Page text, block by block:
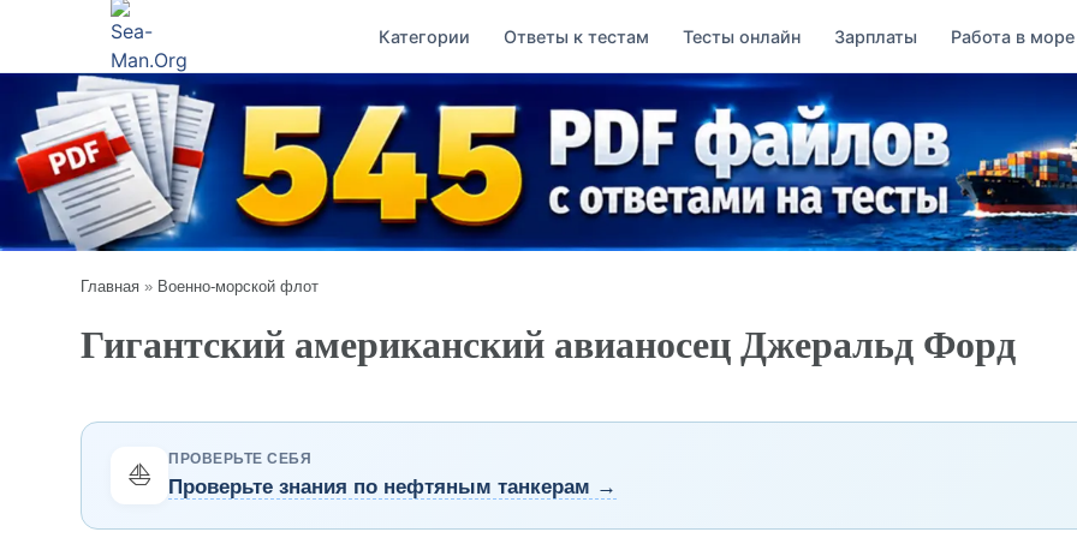
Категории Ответы к тестам Тесты онлайн Зарплаты Работа в море
Главная » Военно-морской флот
Гигантский американский авианосец Джеральд Форд
⛵ ПРОВЕРЬТЕ СЕБЯ
Проверьте знания по нефтяным танкерам →